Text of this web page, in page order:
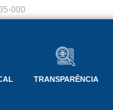
000
TRANSPARÊNCIA